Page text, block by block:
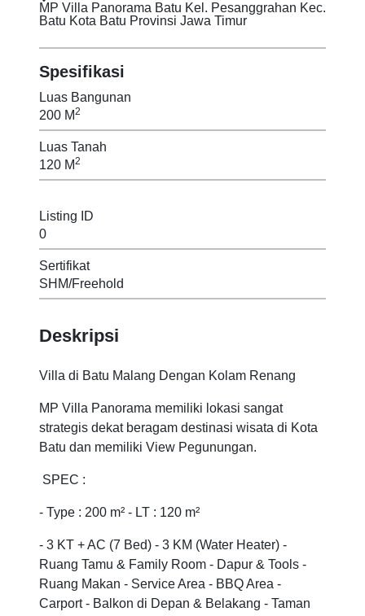
MP Villa Panorama Batu Kel. Pesanggrahan Kec.
Batu Kota Batu Provinsi Jawa Timur
Spesifikasi
Luas Bangunan
200 M2
Luas Tanah
120 M2
Listing ID
0
Sertifikat
SHM/Freehold
Deskripsi
Villa di Batu Malang Dengan Kolam Renang
MP Villa Panorama memiliki lokasi sangat
strategis dekat beragam destinasi wisata di Kota
Batu dan memiliki View Pegunungan.
SPEC :
- Type : 200 m² - LT : 120 m²
- 3 KT + AC (7 Bed) - 3 KM (Water Heater) -
Ruang Tamu & Family Room - Dapur & Tools -
Ruang Makan - Service Area - BBQ Area -
Carport - Balkon di Depan & Belakang - Taman